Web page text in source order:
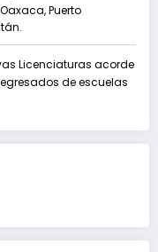
Puerto
Licenciaturas acorde
de escuelas